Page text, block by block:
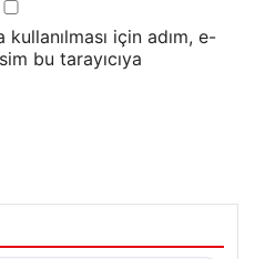
için adım, e-
bu tarayıcıya